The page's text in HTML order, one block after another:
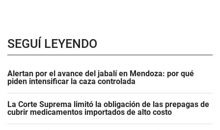
SEGUÍ LEYENDO
Alertan por el avance del jabalí en Mendoza: por qué
piden intensificar la caza controlada
La Corte Suprema limitó la obligación de las prepagas de
cubrir medicamentos importados de alto costo